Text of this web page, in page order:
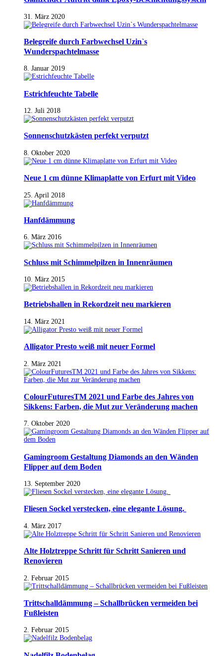
31. März 2020
Belegreife durch Farbwechsel Uzin`s
Wunderspachtelmasse
8. Januar 2019
Estrichfeuchte Tabelle
12. Juli 2018
Sonnenschutzkästen perfekt verputzt
8. Oktober 2020
Neue 1 cm dünne Klimaplatte von Erfurt mit Video
25. April 2018
Hanfdämmung
6. März 2016
Schluss mit Schimmelpilzen in Innenräumen
10. März 2015
Betriebshallen in Rekordzeit neu markieren
14. März 2021
Alligator Presto weiß mit neuer Formel
2. März 2021
ColourFuturesTM 2021 und Farbe des Jahres von
Sikkens: Farben, die Mut zur Veränderung machen
7. Oktober 2020
Gamingroom Gestaltung Diamonds an den Wänden
Flipper auf dem Boden
13. September 2020
Fliesen Sockel verstecken, eine elegante Lösung.
4. März 2017
Alte Holztreppe Schritt für Schritt Sanieren und
Renovieren
2. Februar 2015
Trittschalldämmung – Schallbrücken vermeiden bei
Fußleisten
2. Februar 2015